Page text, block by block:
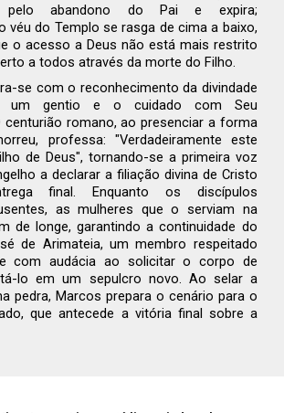
pelo abandono do Pai e expira;
véu do Templo se rasga de cima a baixo,
o acesso a Deus não está mais restrito
a todos através da morte do Filho.
se com o reconhecimento da divindade
um gentio e o cuidado com Seu
centurião romano, ao presenciar a forma
professa: "Verdadeiramente este
de Deus", tornando-se a primeira voz
a declarar a filiação divina de Cristo
final. Enquanto os discípulos
as mulheres que o serviam na
de longe, garantindo a continuidade do
de Arimateia, um membro respeitado
com audácia ao solicitar o corpo de
lo em um sepulcro novo. Ao selar a
pedra, Marcos prepara o cenário para o
que antecede a vitória final sobre a